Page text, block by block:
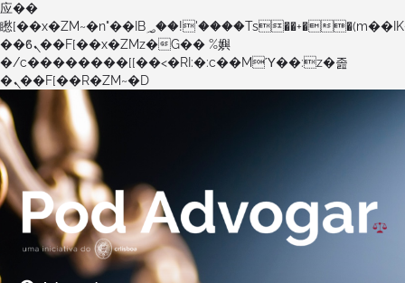
应��
矁[��x�ZM~�n"��IB؃��!'����Тѕ��+��(m��IK�ʭ�/|
��ϐܢ��F[��x�ZMz�G�� %嬩
�/c��������[[��<�RI:�:c��MΎ��:z�졾
�ܢ��F[��R�ZM~�D